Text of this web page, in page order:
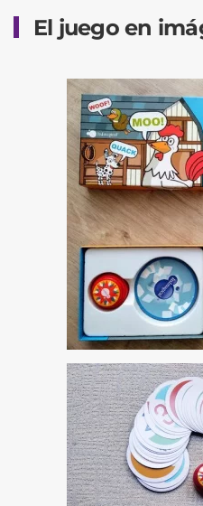
El juego en